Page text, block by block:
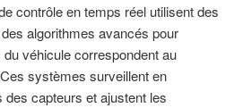
contrôle en temps réel utilisent des
algorithmes avancés pour
véhicule correspondent au
systèmes surveillent en
capteurs et ajustent les